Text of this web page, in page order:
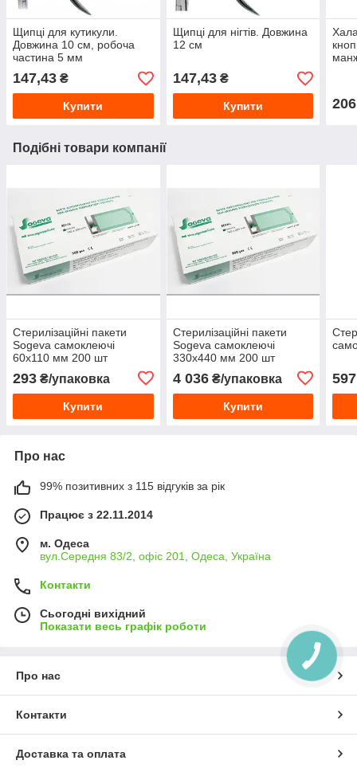
Щипці для кутикули.
Довжина 10 см, робоча
частина 5 мм
147,43 ₴
Купити
Щипці для нігтів. Довжина
12 см
147,43₴
Купити 206
Подібні товари компанії
Стерилізаційні пакети
Sogeva самоклеючі
60х110 мм 200 шт
293 ₴/упаковка
Купити
Стерилізаційні пакети
Sogeva самоклеючі
330х440 мм 200 шт
4 036₴/упаковка
Купити
597
Про нас
99% позитивних з 115 відгуків за рік
Працює з 22.11.2014
м. Одеса
вул.Середня 83/2, офіс 201, Одеса, Україна
Контакти
Сьогодні вихідний
Показати весь графік роботи
Про нас
Контакти
Доставка та оплата